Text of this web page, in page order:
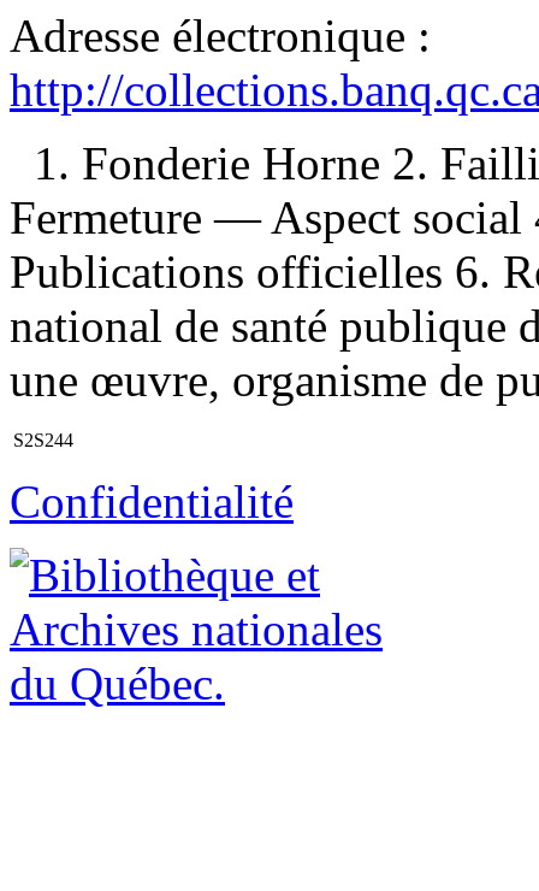
Adresse électronique :
http://
1. Fonderie Horne 2.
Fermeture — Aspect social
Publications officielles 6.
national de santé publique
une œuvre, organisme de
S2S244
Confidentialité